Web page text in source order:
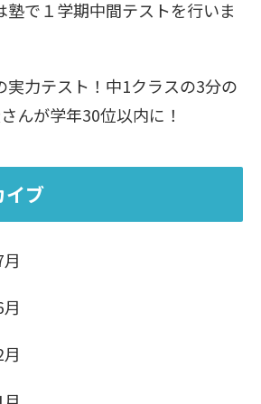
塾で１学期中間テストを行いま
実力テスト！中1クラスの3分の
んが学年30位以内に！
イブ